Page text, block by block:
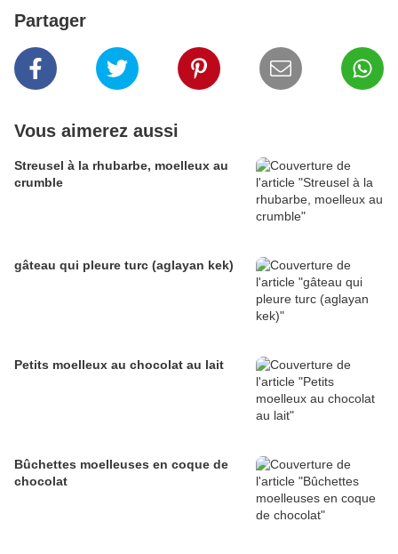
Partager
Vous aimerez aussi
Streusel à la rhubarbe, moelleux au
crumble
gâteau qui pleure turc (aglayan kek)
Petits moelleux au chocolat au lait
Bûchettes moelleuses en coque de
chocolat